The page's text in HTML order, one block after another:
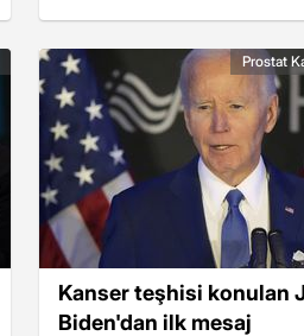
Kanser teşhisi konulan
Biden'dan ilk mesaj
Prostat